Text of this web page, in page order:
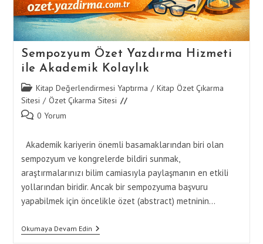
Sempozyum Özet Yazdırma Hizmeti
ile Akademik Kolaylık
Post
category:
Kitap Değerlendirmesi Yaptırma / Kitap Özet Çıkarma
Sitesi / Özet Çıkarma Sitesi
Post 0 Yorum
Akademik kariyerin önemli basamaklarından biri olan
sempozyum ve kongrelerde bildiri sunmak,
araştırmalarınızı bilim camiasıyla paylaşmanın en etkili
yollarından biridir. Ancak bir sempozyuma başvuru
yapabilmek için öncelikle özet (abstract) metninin…
Okumaya Devam EdinSempozyum
Özet